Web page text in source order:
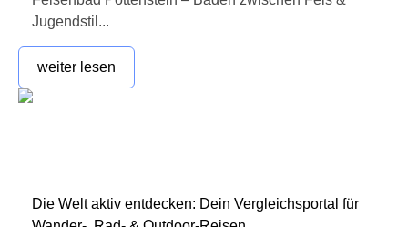
Jugendstil...
weiter lesen
Die Welt aktiv entdecken: Dein Vergleichsportal für